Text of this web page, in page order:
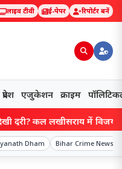
लाइव टीवी ई-पेपर रिपोर्टर बनें
एजुकेशन क्राइम
कल लखीसराय में विजय
Dham Bihar Crime News